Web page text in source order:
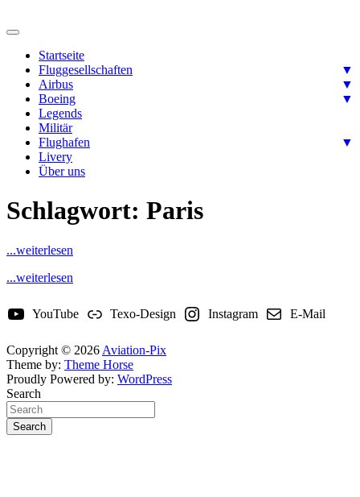
to
Aviation-Pix
Startseite
Fluggesellschaften
▼
Airbus
▼
Boeing
▼
Legends
Militär
Flughafen
▼
Livery
Über uns
Schlagwort: Paris
...weiterlesen
...weiterlesen
YouTube Texo-Design Instagram E-Mail
Copyright © 2026 Aviation-Pix
Theme by: Theme Horse
Proudly Powered by: WordPress
Search
Search